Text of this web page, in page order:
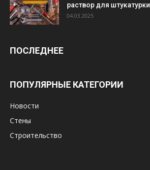
раствор для штукатурки
04.03.2025
ПОСЛЕДНЕЕ
ПОПУЛЯРНЫЕ КАТЕГОРИИ
Новости
Стены
Строительство